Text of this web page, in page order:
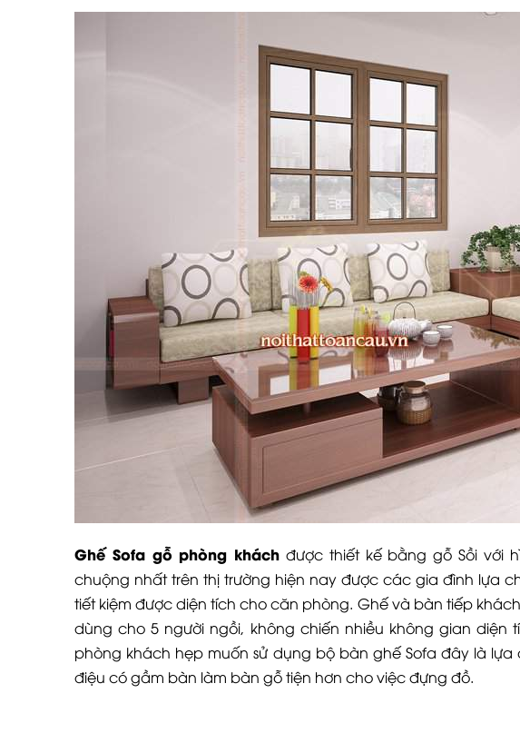
Ghế Sofa gỗ phòng khách được thiết kế bằng gỗ Sồi với
chuộng nhất trên thị trường hiện nay được các gia đình lựa
tiết kiệm được diện tích cho căn phòng. Ghế và bàn tiếp
dùng cho 5 người ngồi, không chiến nhiều không gian
phòng khách hẹp muốn sử dụng bộ bàn ghế Sofa đây là
điệu có gầm bàn làm bàn gỗ tiện hơn cho việc đựng đồ.